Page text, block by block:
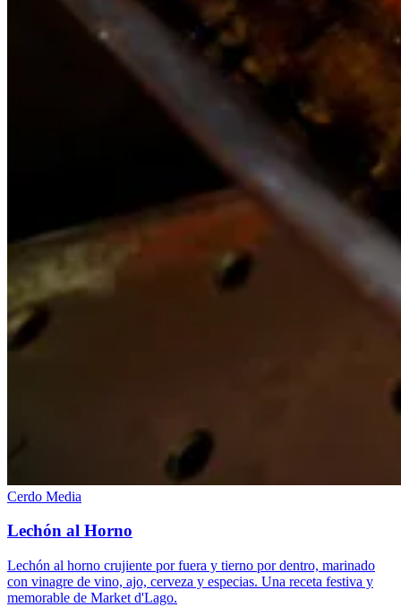
Cerdo Media
Lechón al Horno
Lechón al horno crujiente por fuera y tierno por dentro, marinado
con vinagre de vino, ajo, cerveza y especias. Una receta festiva y
memorable de Market d'Lago.